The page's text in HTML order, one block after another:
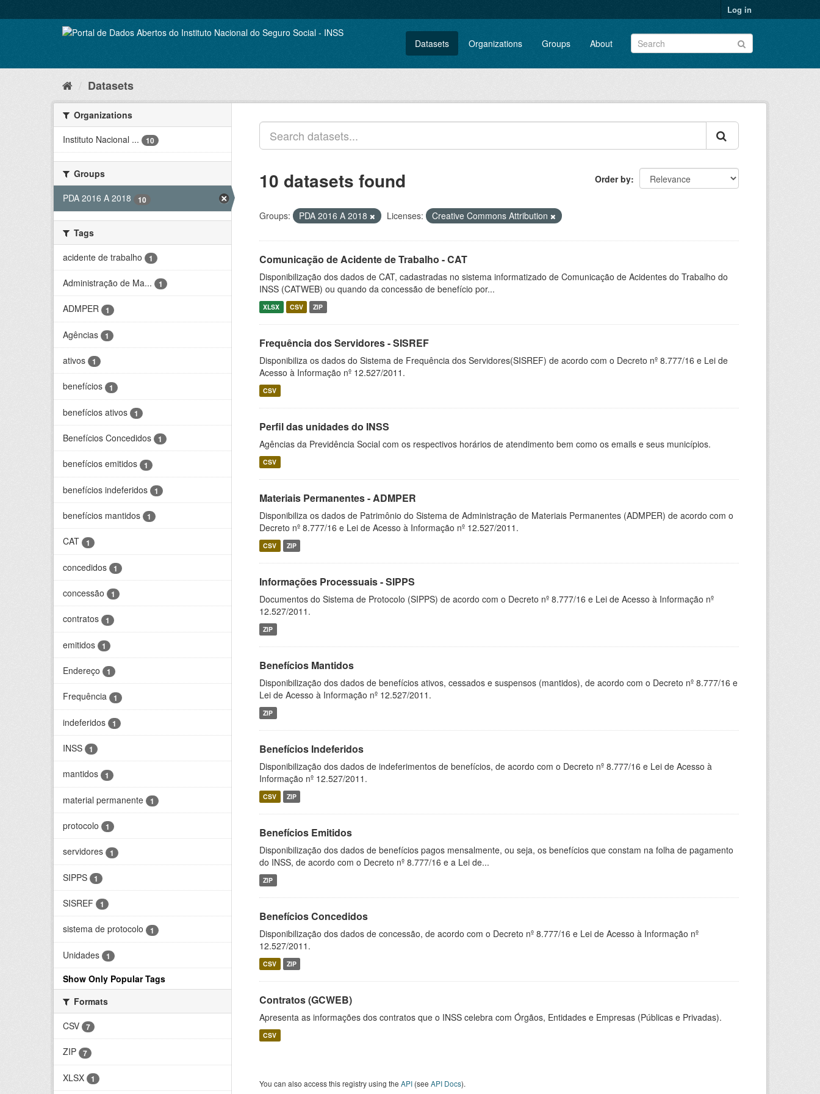
to
Log in
Datasets Organizations Groups About
Datasets
Organizations
Instituto Nacional ...
10
Groups
PDA 2016 A 2018
10
Tags
acidente de trabalho
1
Administração de Ma... 1
ADMPER 1
Agências 1
ativos 1
benefícios 1
benefícios ativos 1
Benefícios Concedidos 1
benefícios emitidos 1
benefícios indeferidos 1
benefícios mantidos 1
CAT 1
concedidos 1
concessão 1
contratos 1
emitidos 1
Endereço 1
Frequência 1
indeferidos 1
INSS 1
mantidos 1
material permanente 1
protocolo 1
servidores 1
SIPPS 1
SISREF 1
sistema de protocolo 1
Unidades 1
Show Only Popular Tags
Formats
CSV
7
ZIP 7
XLSX 1
Order by
10 datasets found
Groups: PDA 2016 A 2018 Licenses: Creative Commons Attribution
Comunicação de Acidente de Trabalho - CAT
Disponibilização dos dados de CAT, cadastradas no sistema informatizado de Comunicação de Acidentes do Trabalho do
INSS (CATWEB) ou quando da concessão de benefício por...
XLSX CSV ZIP
Frequência dos Servidores - SISREF
Disponibiliza os dados do Sistema de Frequência dos Servidores(SISREF) de acordo com o Decreto nº 8.777/16 e Lei de
Acesso à Informação nº 12.527/2011.
CSV
Perfil das unidades do INSS
Agências da Previdência Social com os respectivos horários de atendimento bem como os emails e seus municípios.
CSV
Materiais Permanentes - ADMPER
Disponibiliza os dados de Patrimônio do Sistema de Administração de Materiais Permanentes (ADMPER) de acordo com o
Decreto nº 8.777/16 e Lei de Acesso à Informação nº 12.527/2011.
CSV ZIP
Informações Processuais - SIPPS
Documentos do Sistema de Protocolo (SIPPS) de acordo com o Decreto nº 8.777/16 e Lei de Acesso à Informação nº
12.527/2011.
ZIP
Benefícios Mantidos
Disponibilização dos dados de benefícios ativos, cessados e suspensos (mantidos), de acordo com o Decreto nº 8.777/16 e
Lei de Acesso à Informação nº 12.527/2011.
ZIP
Benefícios Indeferidos
Disponibilização dos dados de indeferimentos de benefícios, de acordo com o Decreto nº 8.777/16 e Lei de Acesso à
Informação nº 12.527/2011.
CSV ZIP
Benefícios Emitidos
Disponibilização dos dados de benefícios pagos mensalmente, ou seja, os benefícios que constam na folha de pagamento
do INSS, de acordo com o Decreto nº 8.777/16 e a Lei de...
ZIP
Benefícios Concedidos
Disponibilização dos dados de concessão, de acordo com o Decreto nº 8.777/16 e Lei de Acesso à Informação nº
12.527/2011.
CSV ZIP
Contratos (GCWEB)
Apresenta as informações dos contratos que o INSS celebra com Órgãos, Entidades e Empresas (Públicas e Privadas).
CSV
You can also access this registry using the API (see API Docs).